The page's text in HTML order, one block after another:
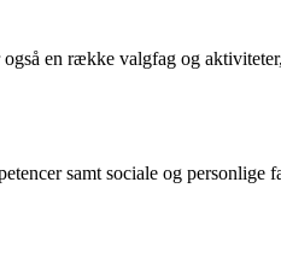
en række valgfag og
samt sociale og personlige